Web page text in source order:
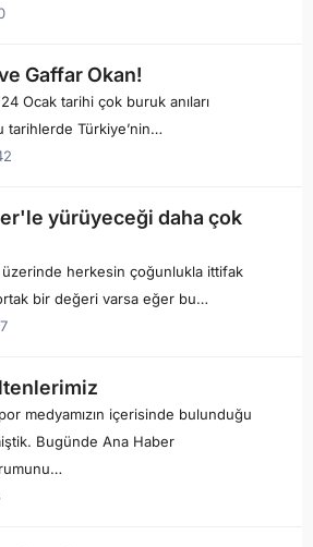
Gaffar Okan!
Ocak tarihi çok buruk anıları
tarihlerde Türkiye’nin…
yürüyeceği daha çok
herkesin çoğunlukla ittifak
bir değeri varsa eğer bu…
medyamızın içerisinde bulunduğu
Bugünde Ana Haber